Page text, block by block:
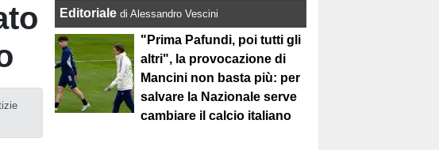
Editorialedi Alessandro Vescini
"Prima Pafundi, poi tutti gli
altri", la provocazione di
Mancini non basta più: per
salvare la Nazionale serve
cambiare il calcio italiano